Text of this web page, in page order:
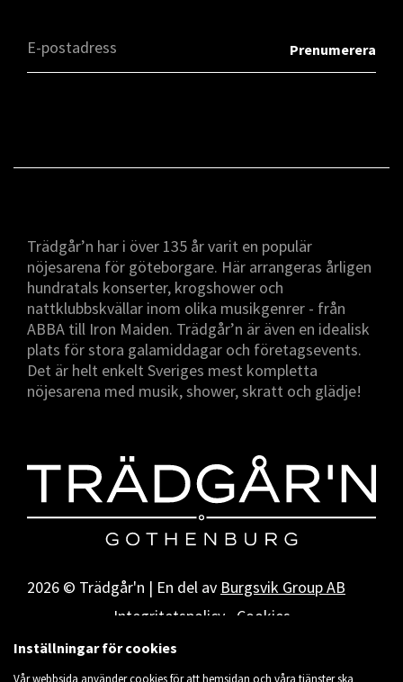
Trädgår’n har i över 135 år varit en populär
nöjesarena för göteborgare. Här arrangeras årligen
hundratals konserter, krogshower och
nattklubbskvällar inom olika musikgenrer - från
ABBA till Iron Maiden. Trädgår’n är även en idealisk
plats för stora galamiddagar och företagsevents.
Det är helt enkelt Sveriges mest kompletta
nöjesarena med musik, shower, skratt och glädje!
2026 © Trädgår'n | En del av Burgsvik Group AB
Integritetspolicy
Cookies
Inställningar för cookies
Vår webbsida använder cookies för att hemsidan och våra tjänster ska